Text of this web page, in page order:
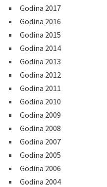
Godina 2017
Godina 2016
Godina 2015
Godina 2014
Godina 2013
Godina 2012
Godina 2011
Godina 2010
Godina 2009
Godina 2008
Godina 2007
Godina 2005
Godina 2006
Godina 2004